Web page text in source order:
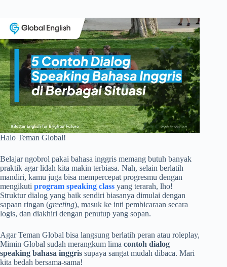
Halo Teman Global!
Belajar ngobrol pakai bahasa inggris memang butuh banyak
praktik agar lidah kita makin terbiasa. Nah, selain berlatih
mandiri, kamu juga bisa mempercepat progresmu dengan
mengikuti program speaking class yang terarah, lho!
Struktur dialog yang baik sendiri biasanya dimulai dengan
sapaan ringan (greeting), masuk ke inti pembicaraan secara
logis, dan diakhiri dengan penutup yang sopan.
Agar Teman Global bisa langsung berlatih peran atau roleplay,
Mimin Global sudah merangkum lima contoh dialog
speaking bahasa inggris supaya sangat mudah dibaca. Mari
kita bedah bersama-sama!